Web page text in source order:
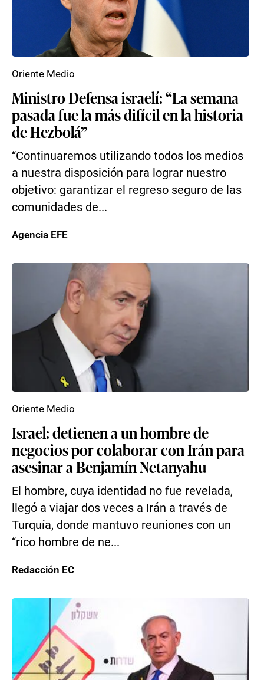
Ministro Defensa israelí: “La semana
pasada fue la más difícil en la historia
de Hezbolá”
“Continuaremos utilizando todos los medios
a nuestra disposición para lograr nuestro
objetivo: garantizar el regreso seguro de las
comunidades de...
Oriente Medio
Agencia EFE
Israel: detienen a un hombre de
negocios por colaborar con Irán para
asesinar a Benjamín Netanyahu
El hombre, cuya identidad no fue revelada,
llegó a viajar dos veces a Irán a través de
Turquía, donde mantuvo reuniones con un
“rico hombre de ne...
Oriente Medio
Redacción EC